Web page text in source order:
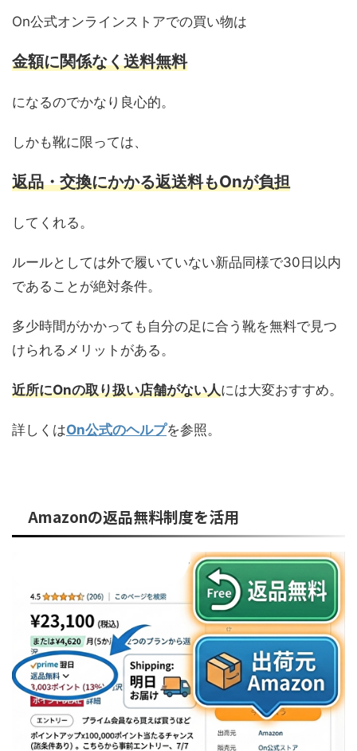
On公式オンラインストアでの買い物は
金額に関係なく送料無料
になるのでかなり良心的。
しかも靴に限っては、
返品・交換にかかる返送料もOnが負担
してくれる。
ルールとしては外で履いていない新品同様で30日以内
であることが絶対条件。
多少時間がかかっても自分の足に合う靴を無料で見つ
けられるメリットがある。
近所にOnの取り扱い店舗がない人には大変おすすめ。
詳しくはOn公式のヘルプを参照。
Amazonの返品無料制度を活用